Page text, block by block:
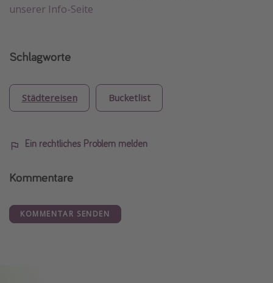
unserer Info-Seite
Schlagworte
Städtereisen Bucketlist
Ein rechtliches Problem melden
Kommentare
KOMMENTAR SENDEN